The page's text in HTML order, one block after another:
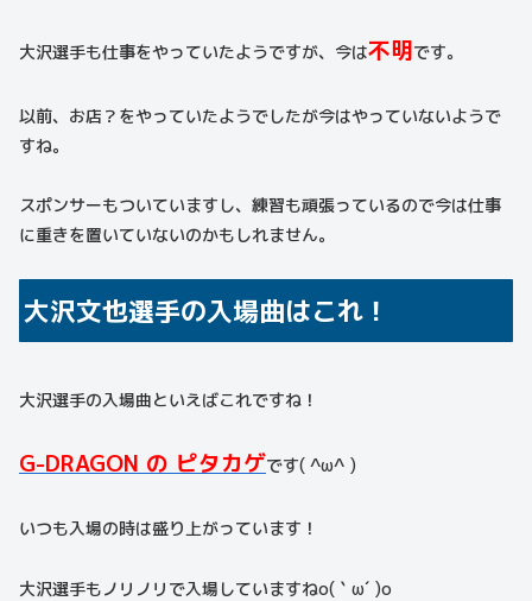
大沢選手も仕事をやっていたようですが、今は不明です。
以前、お店？をやっていたようでしたが今はやっていないようで
すね。
スポンサーもついていますし、練習も頑張っているので今は仕事
に重きを置いていないのかもしれません。
大沢文也選手の入場曲はこれ！
大沢選手の入場曲といえばこれですね！
G-DRAGON の ピタカゲです( ^ω^ )
いつも入場の時は盛り上がっています！
大沢選手もノリノリで入場していますねo(｀ω´ )o